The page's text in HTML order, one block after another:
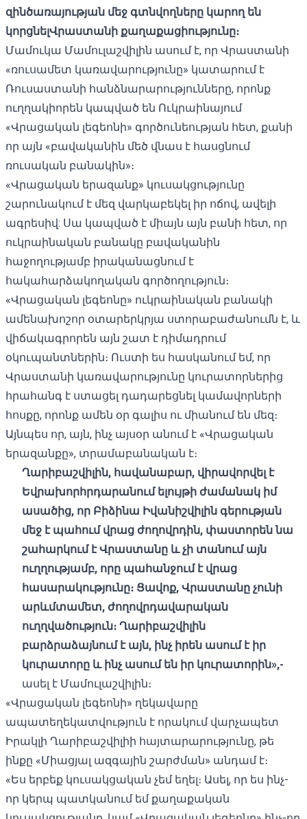
զինծառայության մեջ գտնվողները կարող են
կորցնելՎրաստանի քաղաքացիությունը։
Մամուկա Մամուլաշվիլին ասում է, որ Վրաստանի
«ռուսամետ կառավարությունը» կատարում է
Ռուսաստանի հանձնարարությունները, որոնք
ուղղակիորեն կապված են Ուկրաինայում
«Վրացական լեգեոնի» գործունեության հետ, քանի
որ այն «բավականին մեծ վնաս է հասցնում
ռուսական բանակին»։
«Վրացական երազանք» կուսակցությունը
շարունակում է մեզ վարկաբեկել իր ոճով, ավելի
ագրեսիվ: Սա կապված է միայն այն բանի հետ, որ
ուկրաինական բանակը բավականին
հաջողությամբ իրականացնում է
հակահարձակողական գործողություն։
«Վրացական լեգեոնը» ուկրաինական բանակի
ամենախոշոր օտարերկրյա ստորաբաժանումն է, և
վիճակագրորեն այն շատ է դիմադրում
օկուպանտներին։ Ուստի ես հասկանում եմ, որ
Վրաստանի կառավարությունը կուրատորներից
հրահանգ է ստացել դադարեցնել կամավորների
հոսքը, որոնք ամեն օր գալիս ու միանում են մեզ։
Այնպես որ, այն, ինչ այսօր անում է «Վրացական
երազանքը», տրամաբանական է։
Ղարիբաշվիլին, հավանաբար, վիրավորվել է
Եվրախորհրդարանում ելույթի ժամանակ իմ
ասածից, որ Բիձինա Իվանիշվիլին գերության
մեջ է պահում վրաց ժողովրդին, փաստորեն նա
շահարկում է Վրաստանը և չի տանում այն
ուղղությամբ, որը պահանջում է վրաց
հասարակությունը։ Ցավոք, Վրաստանը չունի
արևմտամետ, ժողովրդավարական
ուղղվածություն։ Ղարիբաշվիլին
բարձրաձայնում է այն, ինչ իրեն ասում է իր
կուրատորը և ինչ ասում են իր կուրատորին»,-
ասել է Մամուլաշվիլին։
«Վրացական լեգեոնի» ղեկավարը
ապատեղեկատվություն է որակում վարչապետ
Իրակլի Ղարիբաշվիլիի հայտարարությունը, թե
ինքը «Միացյալ ազգային շարժման» անդամ է։
«Ես երբեք կուսակցական չեմ եղել։ Ասել, որ ես ինչ-
որ կերպ պատկանում եմ քաղաքական